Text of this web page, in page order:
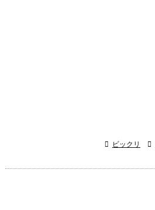
 ビックリ 